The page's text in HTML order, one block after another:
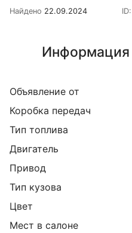
Найдено 22.09.2024
Информация
Объявление от
Коробка передач
Тип топлива
Двигатель
Привод
Тип кузова
Цвет
Мест в салоне